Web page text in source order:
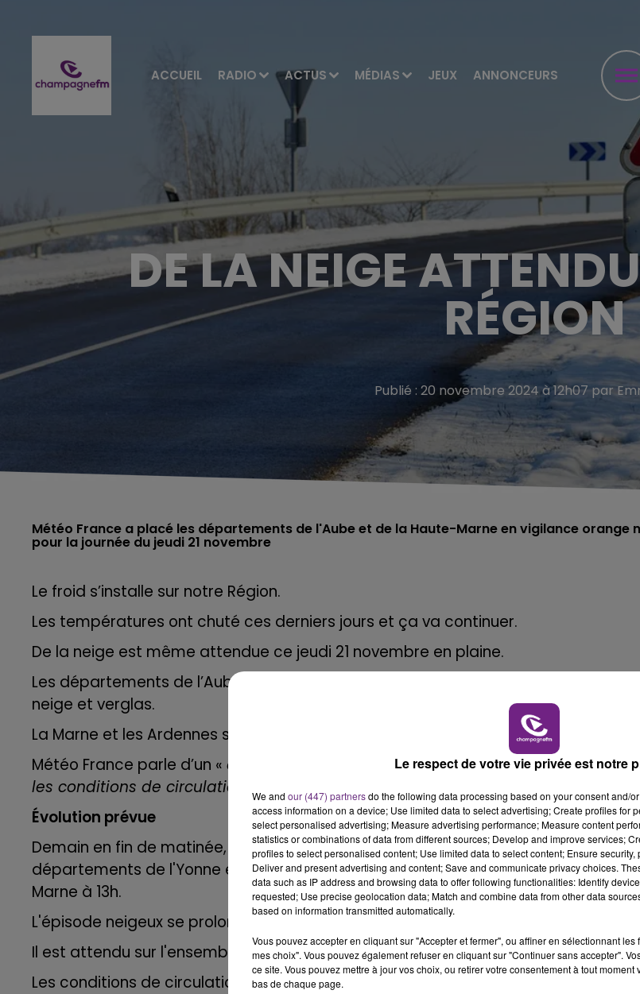
ACCUEIL RADIO ACTUS MÉDIAS JEUX ANNONCEURS
6h00 - 10h00
LA FAMILLE
10h00 - 14h00
LE TICKET DE CAISSE
DE LA NEIGE
RÉGION
Publié : 20 novembre 2024 à 12h07 par
Météo France a placé les départements de l'Aube et de la Haute-Marne en vigilance orange
Le froid s’installe sur notre Région.
Les températures ont chuté ces derniers jours et ça va continuer.
De la neige est même attendue ce jeudi 21 novembre en plaine.
Les départements de l’Aube et de la Haute-Marne sont d'ailleurs placés en
neige et verglas.
La Marne et les Ardennes sont en jaune.
Météo France parle d’un « épisode hivernal précoce et suffisamment notable
les conditions de circulation difficiles
Évolution prévue
Demain en fin de matinée, des chutes de neige devraient survenir par le sud des
départements de l'Yonne et de la Côte d'Or avant de remonter vers l'Aube et la
Marne à 13h.
L'épisode neigeux se prolongera jusqu'en soirée.
Il est attendu sur l'ensemble de la journée de demain, de 3 à 10 cm de neige.
Les conditions de circulations pourront être affectées par ce phénomène.
10h00 - 14h00
LE TICKET DE CAISSE
14h00 - 15h00
La Radio Pop
Le respect de votre vie privée est notre
We and our (447) partnersdo the following data processing based on your consent and/
access information on a device; Use limited data to select advertising; Create profiles for
select personalised advertising; Measure advertising performance; Measure content
statistics or combinations of data from different sources; Develop and improve services;
profiles to select personalised content; Use limited data to select content; Ensure
Deliver and present advertising and content; Save and communicate privacy choices.
data such as IP address and browsing data to offer following functionalities: Identify
requested; Use precise geolocation data; Match and combine data from other data
based on information transmitted automatically.
Vous pouvez accepter en cliquant sur "Accepter et fermer", ou affiner en sélectionnant
mes choix". Vous pouvez également refuser en cliquant sur "Continuer sans accepter".
ce site. Vous pouvez mettre à jour vos choix, ou retirer votre consentement à tout
bas de chaque page.